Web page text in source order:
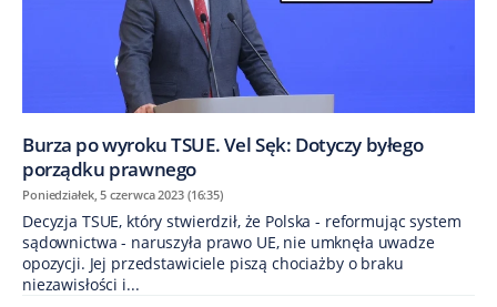
Burza po wyroku TSUE. Vel Sęk: Dotyczy byłego
porządku prawnego
Poniedziałek, 5 czerwca 2023 (16:35)
Decyzja TSUE, który stwierdził, że Polska - reformując system
sądownictwa - naruszyła prawo UE, nie umknęła uwadze
opozycji. Jej przedstawiciele piszą chociażby o braku
niezawisłości i...